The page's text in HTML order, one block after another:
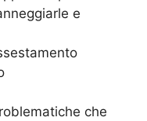
e
che